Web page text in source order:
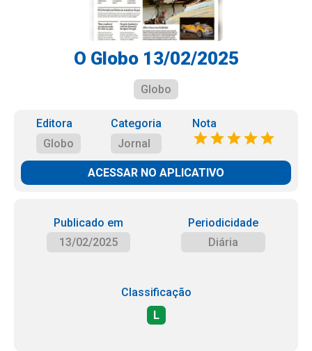
O Globo 13/02/2025
Globo
Editora
Globo
Categoria
Jornal
Nota
ACESSAR NO APLICATIVO
Publicado em
13/02/2025
Periodicidade
Diária
Classificação
L